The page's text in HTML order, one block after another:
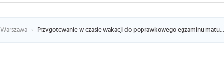
Warszawa › Przygotowanie w czasie wakacji do poprawkowego egzaminu matu...